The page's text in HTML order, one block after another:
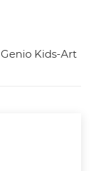
Genio Kids-Art